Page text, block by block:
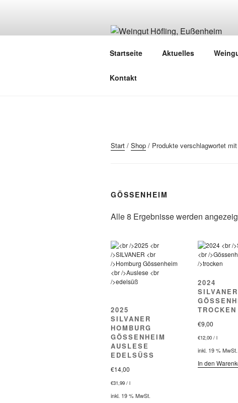
WEINGUT
Startseite Aktuelles
Kontakt
Start / Shop / Produkte verschlagwortet mit
GÖSSENHEIM
Alle 8 Ergebnisse werden
2025
SILVANER
HOMBURG
GÖSSENHEIM
AUSLESE
EDELSÜSS
€14,00
€31,99 / l
inkl. 19 % MwSt.
2024
SILVANER
TROCKEN
€9,00
€12,00/ l
inkl. 19 % MwSt.
In den